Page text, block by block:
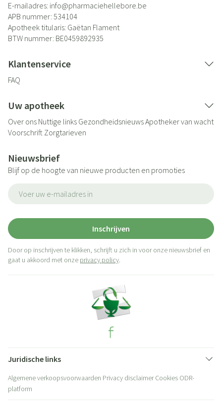
E-mailadres: info@pharmaciehellebore.be
APB nummer: 534104
Apotheek titularis: Gaëtan Flament
BTW nummer: BE0459892935
Klantenservice
FAQ
Uw apotheek
Over ons Nuttige links GezondheidsnieuwsApotheker van wacht
Voorschrift Zorgtarieven
Nieuwsbrief
Blijf op de hoogte van nieuwe producten en promoties
Inschrijven
Door op inschrijven te klikken, schrijft u zich in voor onze nieuwsbrief en
gaat u akkoord met onze privacy policy.
Juridische links
Algemene verkoopsvoorwaarden Privacy disclaimer Cookies ODR-
platform